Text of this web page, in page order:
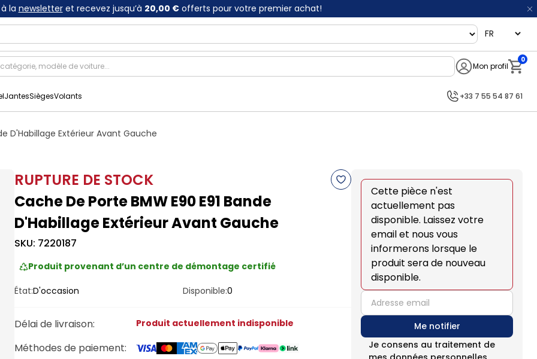
la newsletteret recevez jusqu’à 20,00 €offerts pour votre premier achat!
language
Mon profil
0
JantesSiègesVolants +33 7 55 54 87 61
D'Habillage Extérieur Avant Gauche
RUPTURE DE STOCK
Cache De Porte BMW E90 E91 Bande
D'Habillage Extérieur Avant Gauche
SKU: 7220187
Produit provenant d’un centre de démontage certifié
État:D'occasion Disponible:0
Délai de livraison: Produit actuellement indisponible
Méthodes de paiement:
Cette pièce n'est
actuellement pas
disponible. Laissez votre
email et nous vous
informerons lorsque le
produit sera de nouveau
disponible.
email
Me notifier
Je consens au traitement de